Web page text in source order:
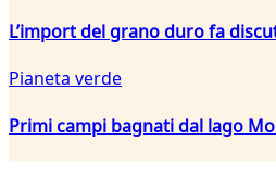
L’import del grano duro fa
Pianeta verde
Primi campi bagnati dal lago